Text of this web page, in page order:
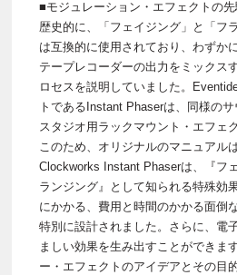
■モジュレーション・エフェクトの
歴史的に、「フェイジング」と「フ
は互換的に使用されており、わずか
テープレコーダーの出力をミックス
ロセスを説明していました。
トであるInstant Phaserは、同様の
スタジオ用ラックマウント・エフェ
このため、オリジナルのマニュアル
Clockworks Instant Phaserは、『フ
ランジング』として知られる特殊効
にかかる、費用と時間のかかる面倒
特別に設計されました。さらに、電
ましい効果を生み出すことができま
ー・エフェクトのアイデアとその目